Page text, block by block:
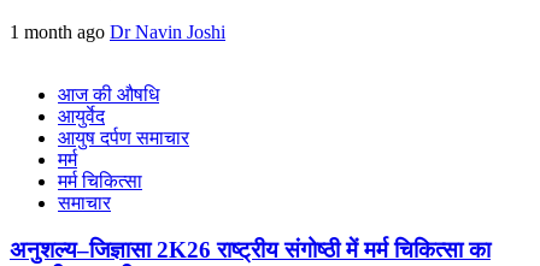
1 month ago Dr Navin Joshi
आज की औषधि
आयुर्वेद
आयुष दर्पण समाचार
मर्म
मर्म चिकित्सा
समाचार
अनुशल्य–जिज्ञासा 2K26 राष्ट्रीय संगोष्ठी में मर्म चिकित्सा का